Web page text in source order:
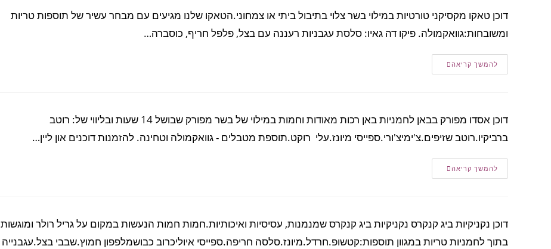
דוכן טאקו מקסיקני טורטיות במילוי בשר צלוי בתיבול ביתי או צמחוני.הטאקו שלנו מגיעים עם מבחר עשיר של תוספות טריות
ומשובחות:גוואקמולה. פיקו דה גאיו: סלסת עגבניות רעננה עם בצל, פלפל חריף, כוסברה…
להמשך קריאה
דוכן אסדו מפורק בבאן לחמניות באן רכות מאודות וחמות במילוי של בשר מפורק שבושל 14 שעות ובליווי של: רוטב
ברביקיו.רוטב שזיפים.צ'ימיצ'ורי.ספייסי מיונז.עלי רוקט.תוספת מטבלים - גוואקמולה וטחינה. להזמנות דוכנים און ליין…
להמשך קריאה
דוכן נקניקיות ביג קנקרס נקניקיות ביג קנקרס שמנמנות, עסיסיות ואיכותיות.חמות חמות הנעשות במקום על גריל רולר ומוגשות
בתוך לחמניות טריות במגוון תוספות:קטשופ.חרדל.מיונז.סלסה חריפה.ספייסי איוליכרוב כבושמלפפון חמוץ.שבבי בצל.עגבנייה